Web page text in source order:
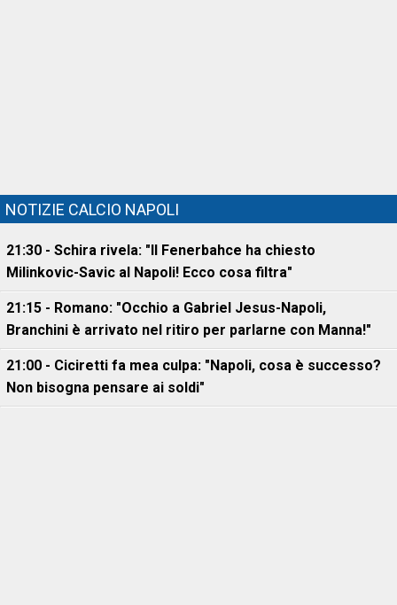
NOTIZIE CALCIO NAPOLI
21:30 - Schira rivela: "Il Fenerbahce ha chiesto
Milinkovic-Savic al Napoli! Ecco cosa filtra"
21:15 - Romano: "Occhio a Gabriel Jesus-Napoli,
Branchini è arrivato nel ritiro per parlarne con Manna!"
21:00 - Ciciretti fa mea culpa: "Napoli, cosa è successo?
Non bisogna pensare ai soldi"